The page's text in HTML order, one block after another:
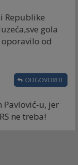
Republike
gola
od
Pavlović-u, jer
ne treba!
ODGOVORITE